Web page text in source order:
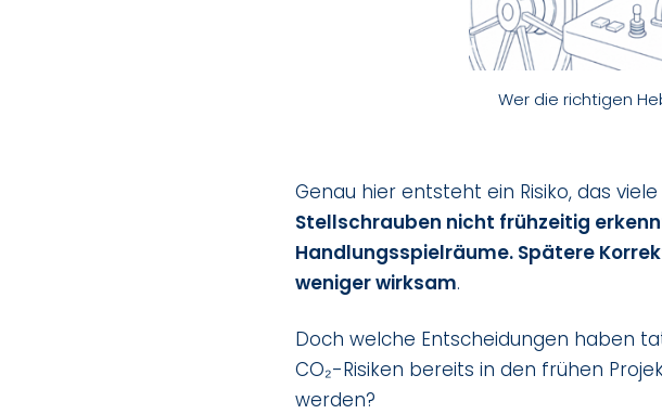
Wer die richtigen
Genau hier entsteht ein Risiko, das
Stellschrauben nicht frühzeitig
Handlungsspielräume. Spätere
weniger wirksam.
Doch welche Entscheidungen haben
CO₂-Risiken bereits in den frühen
werden?